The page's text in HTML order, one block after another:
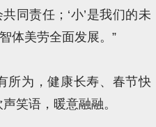
同责任；‘小’是我们的未
体美劳全面发展。”
所为，健康长寿、春节快
笑语，暖意融融。